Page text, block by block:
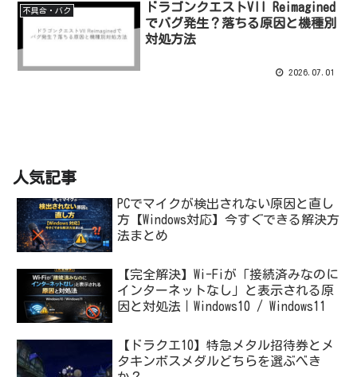
不具合・バク
ドラゴンクエストVII Reimagined
でバグ発生？落ちる原因と機種別
対処方法
2026.07.01
人気記事
PCでマイクが検出されない原因と直し
方【Windows対応】今すぐできる解決方
法まとめ
【完全解決】Wi-Fiが「接続済みなのに
インターネットなし」と表示される原
因と対処法｜Windows10 / Windows11
【ドラクエ10】特急メタル招待券とメ
タキンボスメダルどちらを選ぶべき